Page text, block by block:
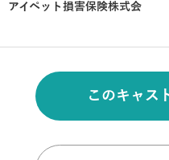
アイペット損害保険株式会
このキャス